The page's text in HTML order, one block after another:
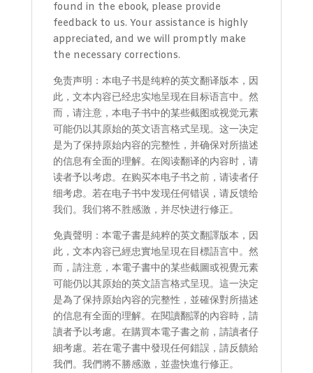
found in the ebook, please provide
feedback to us. Your assistance is highly
appreciated, and we will promptly make
the necessary corrections.
免责声明：本电子书是纯粹的英文翻译版本，因
此，文本内容已经忠实地呈现在目标语言中。然
而，请注意，本电子书中的某些截图或视觉元素
可能仍以其原始的英文语言格式呈现。这一决定
是为了保持原始内容的完整性，并确保对所描述
的信息有全面的理解。在阅读翻译的内容时，请
读者予以考虑。在购买本电子书之前，请读者仔
细考虑。若在电子书中发现任何错误，请反馈给
我们。我们将不胜感激，并尽快进行修正。
免責聲明：本電子書是純粹的英文翻譯版本，因
此，文本內容已經忠實地呈現在目標語言中。然
而，請注意，本電子書中的某些截圖或視覺元素
可能仍以其原始的英文語言格式呈現。這一決定
是為了保持原始內容的完整性，並確保對所描述
的信息有全面的理解。在閱讀翻譯的內容時，請
讀者予以考慮。在購買本電子書之前，請讀者仔
細考慮。若在電子書中發現任何錯誤，請反饋給
我們。我們將不勝感激，並盡快進行修正。